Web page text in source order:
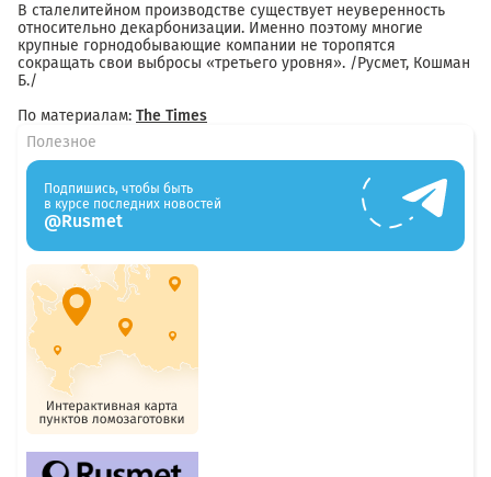
В сталелитейном производстве существует неуверенность
относительно декарбонизации. Именно поэтому многие
крупные горнодобывающие компании не торопятся
сокращать свои выбросы «третьего уровня». /Русмет, Кошман
Б./
По материалам: The Times
Полезное
Подпишись, чтобы быть
в курсе последних новостей
@Rusmet